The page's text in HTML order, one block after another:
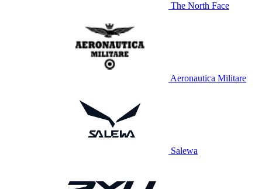
The North Face
Aeronautica Militare
Salewa